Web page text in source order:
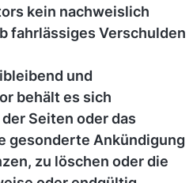
kein nachweislich
fahrlässiges Verschulden
und
behält es sich
Seiten oder das
gesonderte Ankündigung
zu löschen oder die